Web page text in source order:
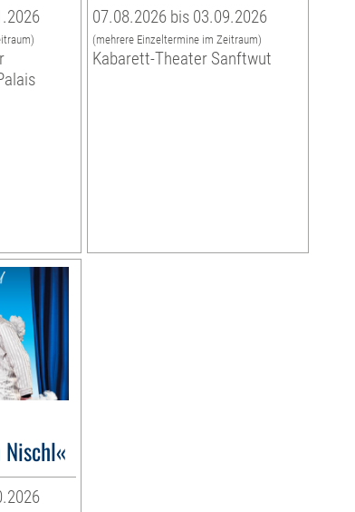
07.08.2026 bis 03.09.2026
(mehrere Einzeltermine im Zeitraum)
Kabarett-Theater Sanftwut